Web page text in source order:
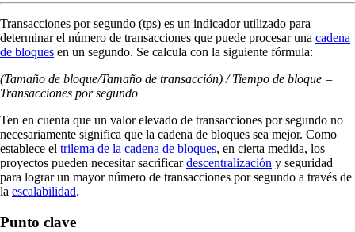
Transacciones por segundo (tps) es un indicador utilizado para
determinar el número de transacciones que puede procesar una cadena
de bloques en un segundo. Se calcula con la siguiente fórmula:
(Tamaño de bloque/Tamaño de transacción) / Tiempo de bloque =
Transacciones por segundo
Ten en cuenta que un valor elevado de transacciones por segundo no
necesariamente significa que la cadena de bloques sea mejor. Como
establece el trilema de la cadena de bloques, en cierta medida, los
proyectos pueden necesitar sacrificardescentralización y seguridad
para lograr un mayor número de transacciones por segundo a través de
la escalabilidad.
Punto clave